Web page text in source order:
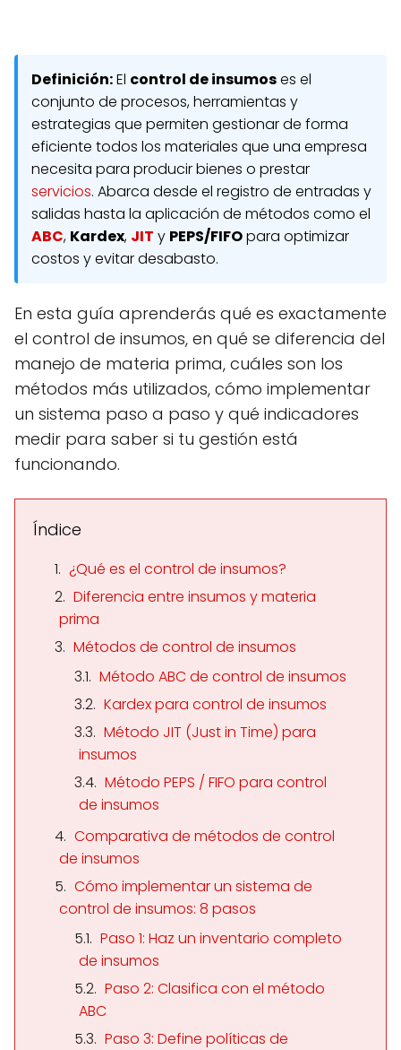
Definición:El control de insumoses el
conjunto de procesos, herramientas y
estrategias que permiten gestionar de forma
eficiente todos los materiales que una empresa
necesita para producir bienes o prestar
servicios. Abarca desde el registro de entradas y
salidas hasta la aplicación de métodos como el
ABC, Kardex, JIT y PEPS/FIFOpara optimizar
costos y evitar desabasto.
En esta guía aprenderás qué es exactamente
el control de insumos, en qué se diferencia del
manejo de materia prima, cuáles son los
métodos más utilizados, cómo implementar
un sistema paso a paso y qué indicadores
medir para saber si tu gestión está
funcionando.
Índice
¿Qué es el control de insumos?
Diferencia entre insumos y materia
prima
Métodos de control de insumos
Método ABC de control de insumos
Kardex para control de insumos
Método JIT (Just in Time) para
insumos
Método PEPS / FIFO para control
de insumos
Comparativa de métodos de control
de insumos
Cómo implementar un sistema de
control de insumos: 8 pasos
Paso 1: Haz un inventario completo
de insumos
Paso 2: Clasifica con el método
ABC
Paso 3: Define políticas de